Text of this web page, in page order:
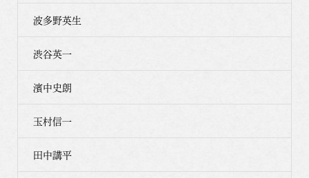
波多野英生
渋谷英一
濱中史朗
玉村信一
田中講平